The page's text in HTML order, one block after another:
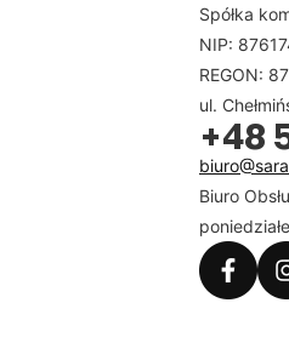
Spółka
NIP:
REGON:
ul.
+48
Biuro